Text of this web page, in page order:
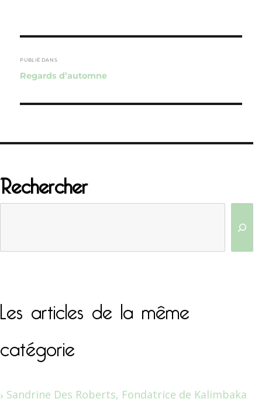
de
l’article
PUBLIÉ DANS
Regards d’automne
Rechercher
Les articles de la même
catégorie
Sandrine Des Roberts, Fondatrice de Kalimbaka